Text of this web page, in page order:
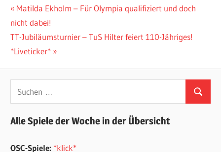
Beitragsnavigation
Vorheriger
Beitrag:
Matilda Ekholm – Für Olympia qualifiziert und doch
nicht dabei!
Nächster
Beitrag:
TT-Jubiläumsturnier – TuS Hilter feiert 110-Jähriges!
*Liveticker*
Suchen
nach:
Suchen
Alle Spiele der Woche in der Übersicht
OSC-Spiele: *klick*